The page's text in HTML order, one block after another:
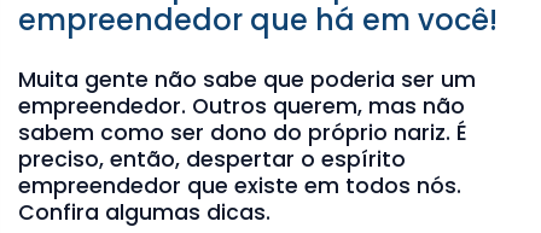
empreendedor que há em você!
Muita gente não sabe que poderia ser um
empreendedor. Outros querem, mas não
sabem como ser dono do próprio nariz. É
preciso, então, despertar o espírito
empreendedor que existe em todos nós.
Confira algumas dicas.